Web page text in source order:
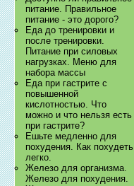
питание. Правильное
питание - это дорого?
Еда до тренировки и
после тренировки.
Питание при силовых
нагрузках. Меню для
набора массы
Еда при гастрите с
повышенной
кислотностью. Что
можно и что нельзя есть
при гастрите?
Ешьте медленно для
похудения. Как похудеть
легко.
Железо для организма.
Железо для похудения.